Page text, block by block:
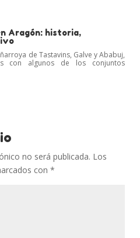
Aragón: historia,
de Tastavins, Galve y Ababuj,
con algunos de los conjuntos
no será publicada. Los
con *